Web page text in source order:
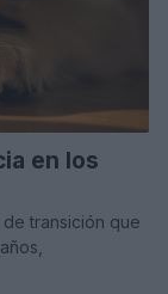
en los
transición que